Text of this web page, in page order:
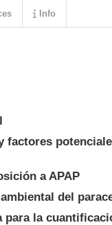
factores
a APAP
del
para la
Info